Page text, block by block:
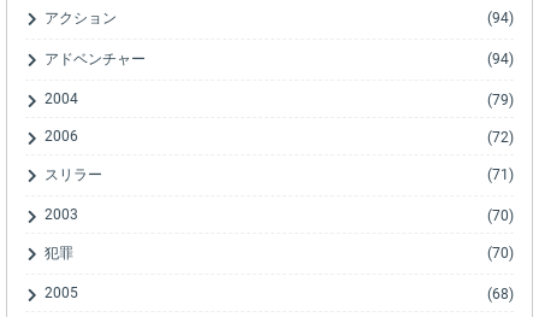
アクション (94)
アドベンチャー (94)
2004 (79)
2006 (72)
スリラー (71)
2003 (70)
犯罪 (70)
2005 (68)